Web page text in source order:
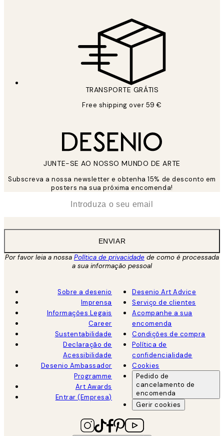
TRANSPORTE GRÁTIS
Free shipping over 59 €
JUNTE-SE AO NOSSO MUNDO DE ARTE
Subscreva a nossa newsletter e obtenha 15% de desconto em
posters na sua próxima encomenda!
ENVIAR
Por favor leia a nossa Política de privacidade de como é processada
a sua informação pessoal
Sobre a desenio
Imprensa
Informações Legais
Career
Sustentabilidade
Declaração de
Acessibilidade
Desenio Ambassador
Programme
Art Awards
Entrar (Empresa)
Desenio Art Advice
Serviço de clientes
Acompanhe a sua
encomenda
Condições de compra
Política de
confidencialidade
Cookies
Pedido de
cancelamento de
encomenda
Gerir cookies